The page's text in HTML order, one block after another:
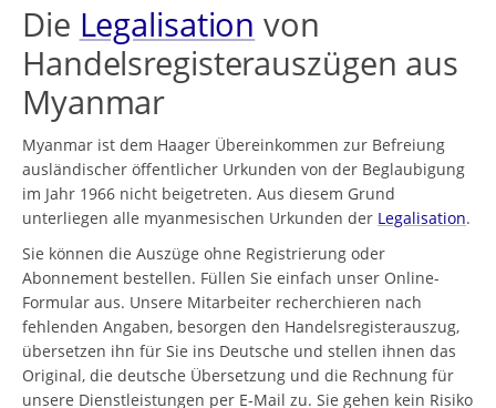
Die Legalisation von
Handelsregisterauszügen aus
Myanmar
Myanmar ist dem Haager Übereinkommen zur Befreiung
ausländischer öffentlicher Urkunden von der Beglaubigung
im Jahr 1966 nicht beigetreten. Aus diesem Grund
unterliegen alle myanmesischen Urkunden der Legalisation.
Sie können die Auszüge ohne Registrierung oder
Abonnement bestellen. Füllen Sie einfach unser Online-
Formular aus. Unsere Mitarbeiter recherchieren nach
fehlenden Angaben, besorgen den Handelsregisterauszug,
übersetzen ihn für Sie ins Deutsche und stellen ihnen das
Original, die deutsche Übersetzung und die Rechnung für
unsere Dienstleistungen per E-Mail zu. Sie gehen kein Risiko